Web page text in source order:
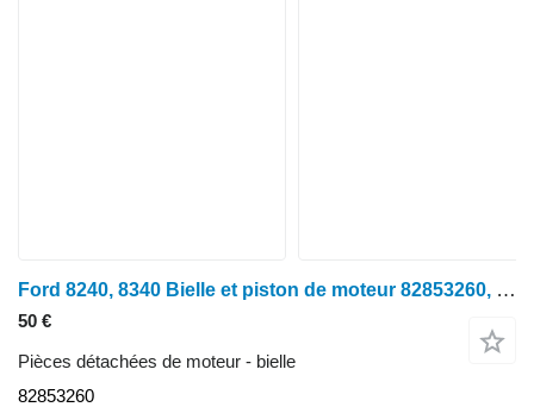
Ford 8240, 8340 Bielle et piston de moteur 82853260, 84144055, 47985627 pour tracteur à roues
50 €
Pièces détachées de moteur - bielle
82853260